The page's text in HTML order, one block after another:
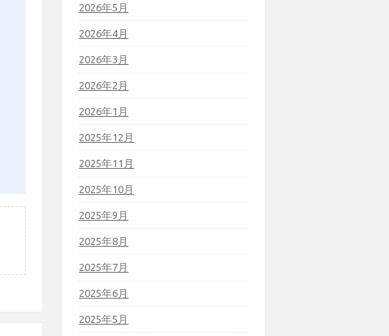
2026年5月
2026年4月
2026年3月
2026年2月
2026年1月
2025年12月
2025年11月
2025年10月
2025年9月
2025年8月
2025年7月
2025年6月
2025年5月